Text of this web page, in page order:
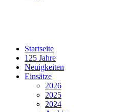
Startseite
125 Jahre
Neuigkeiten
Einsätze
2026
2025
2024